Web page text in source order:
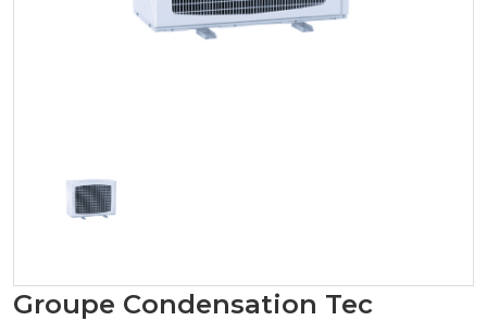
Groupe Condensation Tec